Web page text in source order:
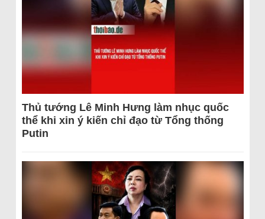
Thủ tướng Lê Minh Hưng làm nhục quốc
thể khi xin ý kiến chỉ đạo từ Tổng thống
Putin